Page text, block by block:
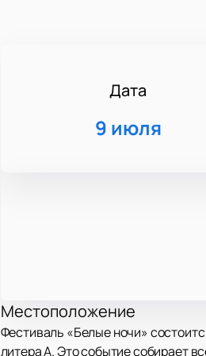
Дата
9 июля
Местоположение
Фестиваль «Белые ночи»
литера А. Это событие собирает